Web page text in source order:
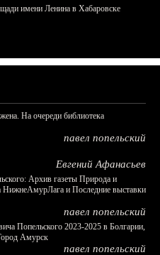
имени Ленина в Хабаровске
На очереди библиотека
павел попельский
Евгений Афанасьев
Архив газеты Природа и
НижнеАмурЛага и Последние выставки
павел попельский
Попельского 2023-2025 в Болгарии,
Амурск
павел попельский